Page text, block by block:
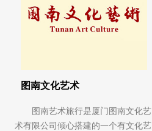
图南文化艺术
图南艺术旅行是厦门图南文化艺
术有限公司倾心搭建的一个有文化艺